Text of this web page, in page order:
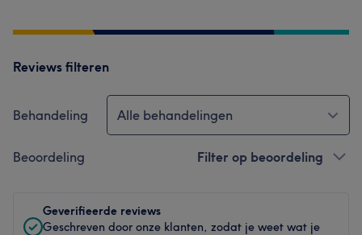
Reviews filteren
Behandeling Alle behandelingen
Beoordeling Filter op beoordeling
Geverifieerde reviews
Geschreven door onze klanten, zodat je weet wat je